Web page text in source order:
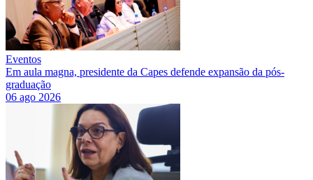
Eventos
Em aula magna, presidente da Capes defende expansão da pós-
graduação
06 ago 2026